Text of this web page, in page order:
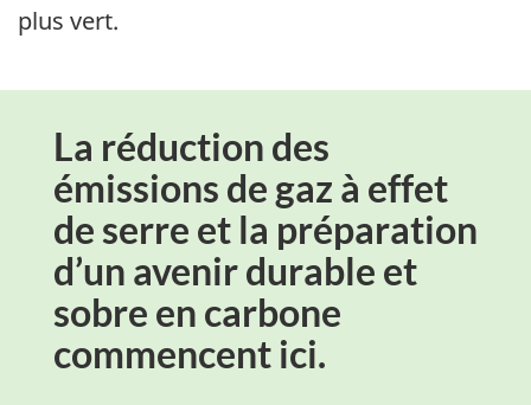
plus vert.
La réduction des
émissions de gaz à effet
de serre et la préparation
d’un avenir durable et
sobre en carbone
commencent ici.